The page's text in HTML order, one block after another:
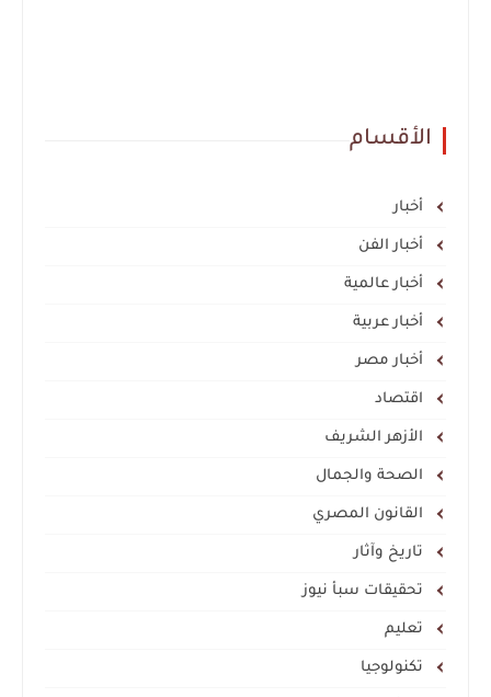
الأقسام
أخبار
أخبار الفن
أخبار عالمية
أخبار عربية
أخبار مصر
اقتصاد
الأزهر الشريف
الصحة والجمال
القانون المصري
تاريخ وآثار
تحقيقات سبأ نيوز
تعليم
تكنولوجيا